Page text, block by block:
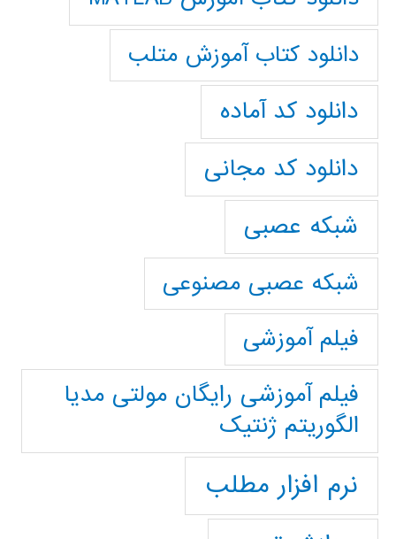
دانلود کتاب آموزش متلب
دانلود کد آماده
دانلود کد مجانی
شبکه عصبی
شبکه عصبی مصنوعی
فیلم آموزشی
فیلم آموزشی رایگان مولتی مدیا
الگوریتم ژنتیک
نرم افزار مطلب